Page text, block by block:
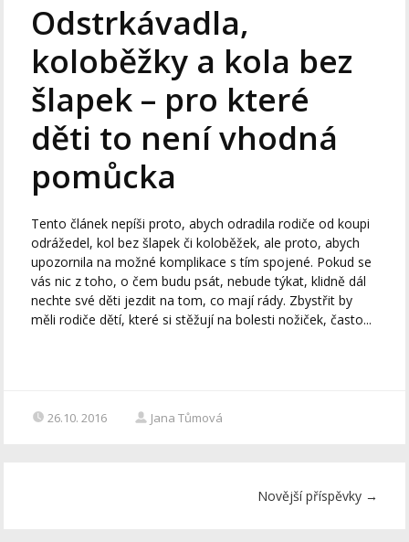
Odstrkávadla,
koloběžky a kola bez
šlapek – pro které
děti to není vhodná
pomůcka
Tento článek nepíši proto, abych odradila rodiče od koupi
odrážedel, kol bez šlapek či koloběžek, ale proto, abych
upozornila na možné komplikace s tím spojené. Pokud se
vás nic z toho, o čem budu psát, nebude týkat, klidně dál
nechte své děti jezdit na tom, co mají rády. Zbystřit by
měli rodiče dětí, které si stěžují na bolesti nožiček, často...
26.10. 2016 Jana Tůmová
Novější příspěvky →